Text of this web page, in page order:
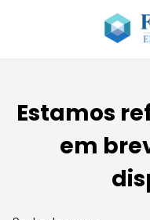
Estamos
em